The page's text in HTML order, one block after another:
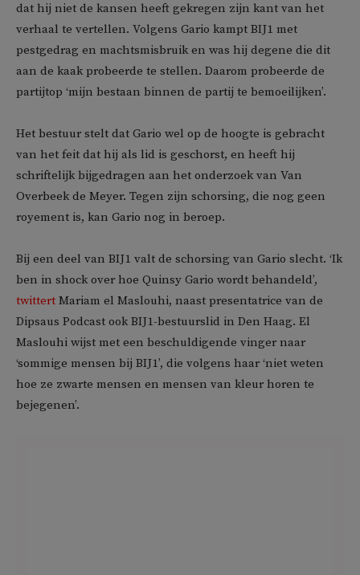
dat hij niet de kansen heeft gekregen zijn kant van het
verhaal te vertellen. Volgens Gario kampt BIJ1 met
pestgedrag en machtsmisbruik en was hij degene die dit
aan de kaak probeerde te stellen. Daarom probeerde de
partijtop ‘mijn bestaan binnen de partij te bemoeilijken’.
Het bestuur stelt dat Gario wel op de hoogte is gebracht
van het feit dat hij als lid is geschorst, en heeft hij
schriftelijk bijgedragen aan het onderzoek van Van
Overbeek de Meyer. Tegen zijn schorsing, die nog geen
royement is, kan Gario nog in beroep.
Bij een deel van BIJ1 valt de schorsing van Gario slecht. ‘Ik
ben in shock over hoe Quinsy Gario wordt behandeld’,
twittert Mariam el Maslouhi, naast presentatrice van de
Dipsaus Podcast ook BIJ1-bestuurslid in Den Haag. El
Maslouhi wijst met een beschuldigende vinger naar
‘sommige mensen bij BIJ1’, die volgens haar ‘niet weten
hoe ze zwarte mensen en mensen van kleur horen te
bejegenen’.